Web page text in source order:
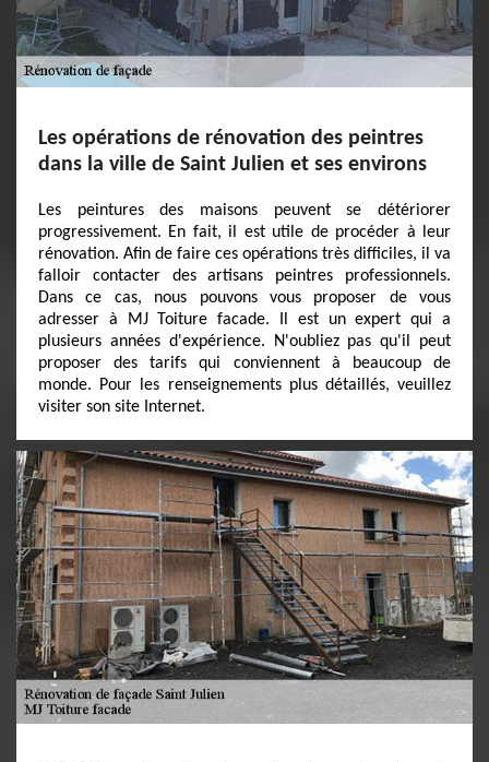
Les opérations de rénovation des peintres
dans la ville de Saint Julien et ses environs
Les peintures des maisons peuvent se détériorer
progressivement. En fait, il est utile de procéder à leur
rénovation. Afin de faire ces opérations très difficiles, il va
falloir contacter des artisans peintres professionnels.
Dans ce cas, nous pouvons vous proposer de vous
adresser à MJ Toiture facade. Il est un expert qui a
plusieurs années d'expérience. N'oubliez pas qu'il peut
proposer des tarifs qui conviennent à beaucoup de
monde. Pour les renseignements plus détaillés, veuillez
visiter son site Internet.